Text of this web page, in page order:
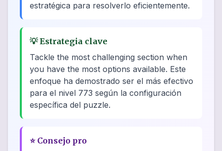
estratégica para resolverlo eficientemente.
💡Estrategia clave
Tackle the most challenging section when
you have the most options available. Este
enfoque ha demostrado ser el más efectivo
para el nivel 773 según la configuración
específica del puzzle.
⭐ Consejo pro